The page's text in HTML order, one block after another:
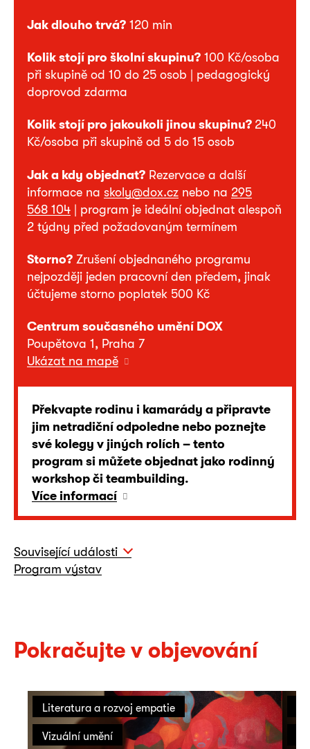
Jak dlouho trvá? 120 min
Kolik stojí pro školní skupinu? 100 Kč/osoba
při skupině od 10 do 25 osob | pedagogický
doprovod zdarma
Kolik stojí pro jakoukoli jinou skupinu? 240
Kč/osoba při skupině od 5 do 15 osob
Jak a kdy objednat? Rezervace a další
informace na skoly@dox.cz nebo na 295
568 104 | program je ideální objednat alespoň
2 týdny před požadovaným termínem
Storno? Zrušení objednaného programu
nejpozději jeden pracovní den předem, jinak
účtujeme storno poplatek 500 Kč
Centrum současného umění DOX
Poupětova 1, Praha 7
Ukázat na mapě
Překvapte rodinu i kamarády a připravte
jim netradiční odpoledne nebo poznejte
své kolegy v jiných rolích – tento
program si můžete objednat jako rodinný
workshop či teambuilding.
Více informací
Související události
Program výstav
Pokračujte v objevování
Literatura a rozvoj empatie
Vizuální umění